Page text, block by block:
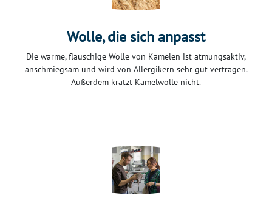
Wolle, die sich anpasst
Die warme, flauschige Wolle von Kamelen ist atmungsaktiv,
anschmiegsam und wird von Allergikern sehr gut vertragen.
Außerdem kratzt Kamelwolle nicht.